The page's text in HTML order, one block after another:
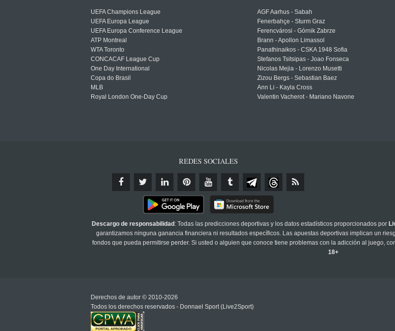
UEFA Champions League
UEFA Europa League
UEFA Europa Conference League
ATP Montreal
WTA Toronto
CONCACAF League Cup
One Day International
Copa do Brasil
MLB
Royal London One-Day Cup
AGF Aarhus - Sabah
Fenerbahçe - Sturm Graz
Ferencvárosi - Górnik Zabrze
Brann - Apollon Limassol
Panathinaikos - CSKA 1948 Sofia
Stefanos Tsitsipas - Joao Fonseca
Nicolas Mejia - Lorenzo Musetti
Zizou Bergs - Sebastian Baez
Ann Li - Kayla Cross
Valentin Vacherot - Mariano Navone
REDES SOCIALES
Descargo de responsabilidad : Todas las predicciones deportivas y los datos estadísticos proporcionados por
garantizamos ninguna ganancia financiera ni resultados específicos. Las apuestas deportivas implican un
fondos que pueda permitirse perder. Si usted o alguien que conoce tiene problemas con la adicción al juego,
18+
Derechos de autor © 2010-2026
Todos los derechos reservados - Donnael Sport (Live2Sport)